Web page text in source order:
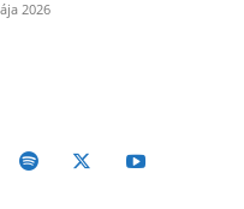
2026